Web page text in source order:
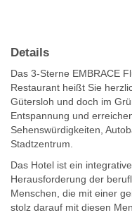
Details
Das 3-Sterne EMBRACE
Restaurant heißt Sie
Gütersloh und doch im
Entspannung und
Sehenswürdigkeiten,
Stadtzentrum.
Das Hotel ist ein
Herausforderung der
Menschen, die mit einer
stolz darauf mit diesen